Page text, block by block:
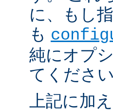
に、もし
も
純にオプ
てください
上記に加え